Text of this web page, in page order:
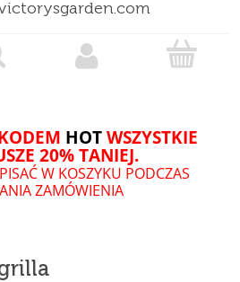
HOT WSZYSTKIE
20% TANIEJ.
W KOSZYKU PODCZAS
ZAMÓWIENIA